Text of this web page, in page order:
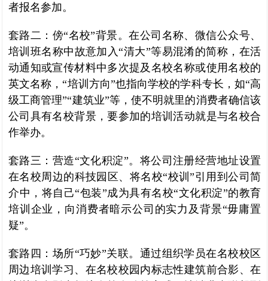
者报名参加。
套路二：傍“名校”背景。在公司名称、微信公众号、
培训班名称中故意加入“清大”等易混淆的简称，在活
动通知或宣传材料中多次提及名校名称或使用名校的
英文名称，“培训方向”也指向学校的学科专长，如“高
级工商管理”“建筑业”等，使不明就里的消费者确信该
公司具有名校背景，要参加的培训活动就是与名校合
作举办。
套路三：营造“文化积淀”。将公司注册经营地址设置
在名校周边的科技园区、将名校“校训”引用到公司简
介中，将自己“包装”成为具有名校“文化积淀”的教育
培训企业，向消费者暗示公司的实力及背景“毋庸置
疑”。
套路四：场所“巧妙”关联。通过组织学员在名校校区
周边培训学习、在名校校园内标志性建筑前合影、在